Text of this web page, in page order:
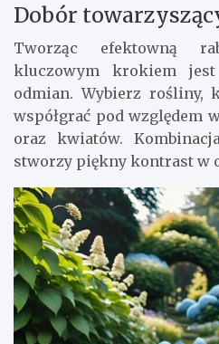
Dobór
Tworząc efektowną
kluczowym krokiem
odmian. Wybierz rośliny,
współgrać pod względem
oraz kwiatów.
stworzy piękny kontrast w